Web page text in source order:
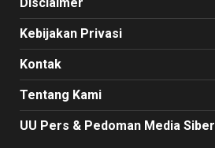
Kebijakan Privasi
Kontak
Tentang Kami
UU Pers & Pedoman Media Siber